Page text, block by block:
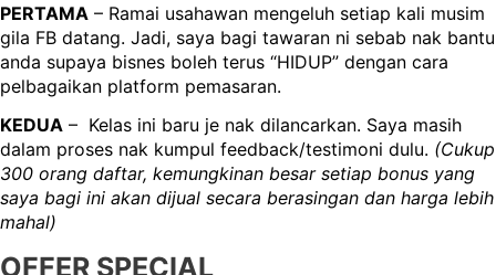
PERTAMA – Ramai usahawan mengeluh setiap kali musim
gila FB datang. Jadi, saya bagi tawaran ni sebab nak bantu
anda supaya bisnes boleh terus “HIDUP” dengan cara
pelbagaikan platform pemasaran.
KEDUA – Kelas ini baru je nak dilancarkan. Saya masih
dalam proses nak kumpul feedback/testimoni dulu. (Cukup
300 orang daftar, kemungkinan besar setiap bonus yang
saya bagi ini akan dijual secara berasingan dan harga lebih
mahal)
OFFER SPECIAL